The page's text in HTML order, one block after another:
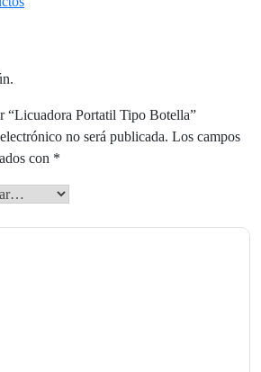
“Licuadora Portatil Tipo Botella”
no será publicada. Los campos
con *